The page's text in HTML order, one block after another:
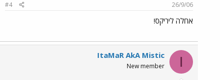
26/9/06
#4
אחלה ליריקס!
I
ItaMaR AkA Mistic
New member